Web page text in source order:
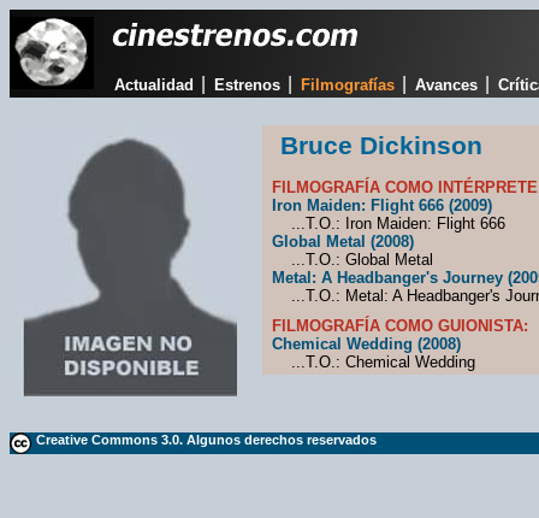
Actualidad Estrenos Filmografías Avances
Bruce Dickinson
FILMOGRAFÍA COMO
Iron Maiden: Flight 666 (2009)
...T.O.: Iron Maiden: Flight 666
Global Metal (2008)
...T.O.: Global Metal
Metal: A Headbanger's Journey
...T.O.: Metal: A Headbanger's
FILMOGRAFÍA COMO GUIONISTA:
Chemical Wedding (2008)
...T.O.: Chemical Wedding
Creative Commons 3.0. Algunos derechos reservados